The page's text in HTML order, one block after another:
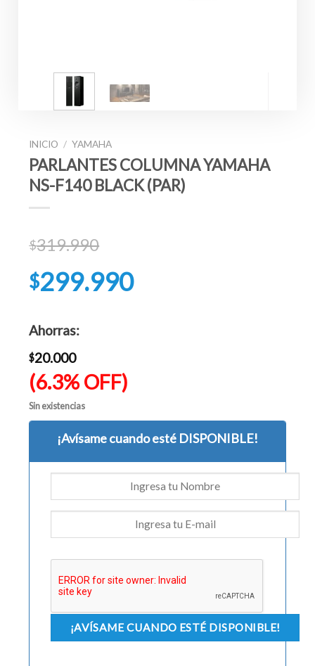
INICIO / YAMAHA
PARLANTES COLUMNA YAMAHA
NS-F140 BLACK (PAR)
$319.990
El
precio
era:
$319.990.
$299.990
precio
actual
es:
$299.990.
Ahorras:
$20.000
(6.3% OFF)
Sin existencias
¡Avísame cuando esté DISPONIBLE!